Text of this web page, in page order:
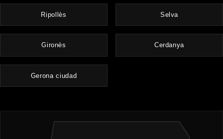
Ripollès Selva
Gironès Cerdanya
Gerona ciudad